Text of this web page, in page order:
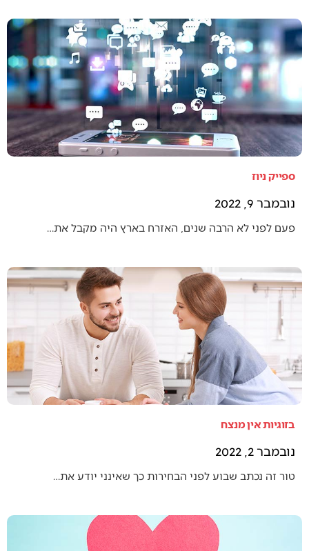
ספייק ניוז
נובמבר 9, 2022
פעם לפני לא הרבה שנים, האזרח בארץ היה מקבל את…
בזוגיות אין מנצח
נובמבר 2, 2022
טור זה נכתב שבוע לפני הבחירות כך שאינני יודע את…